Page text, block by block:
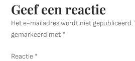
Geef een reactie
Het e-mailadres wordt niet gepubliceerd.
gemarkeerd met *
Reactie *